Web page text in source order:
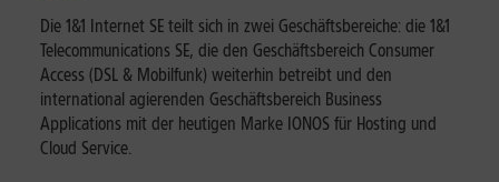
Die 1&1 Internet SE teilt sich in zwei Geschäftsbereiche: die 1&1
Telecommunications SE, die den Geschäftsbereich Consumer
Access (DSL & Mobilfunk) weiterhin betreibt und den
international agierenden Geschäftsbereich Business
Applications mit der heutigen Marke IONOS für Hosting und
Cloud Service.